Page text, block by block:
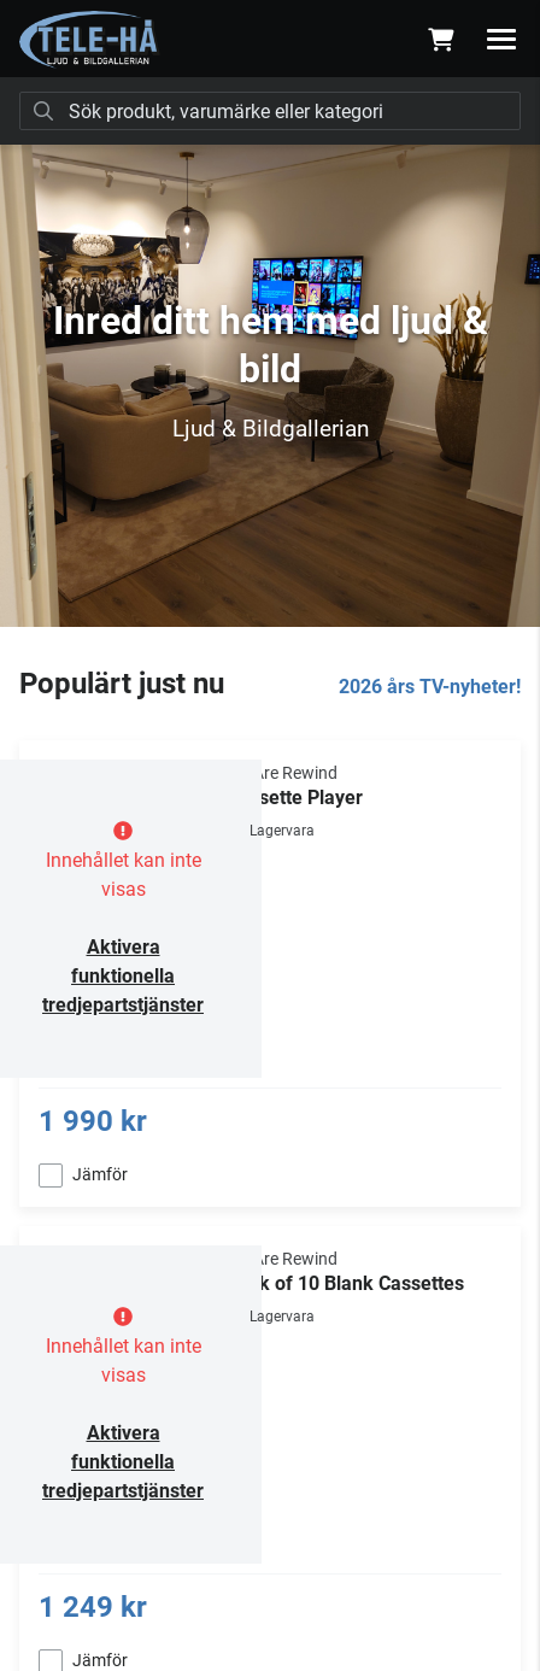
Inred ditt hem med ljud &
bild
Ljud & Bildgallerian
Populärt just nu 2026 års TV-nyheter!
Innehållet kan inte
visas
Aktivera
funktionella
tredjepartstjänster
We Are Rewind
Cassette Player
Lagervara
1 990 kr
Jämför
Innehållet kan inte
visas
Aktivera
funktionella
tredjepartstjänster
We Are Rewind
Pack of 10 Blank Cassettes
Lagervara
1 249 kr
Jämför